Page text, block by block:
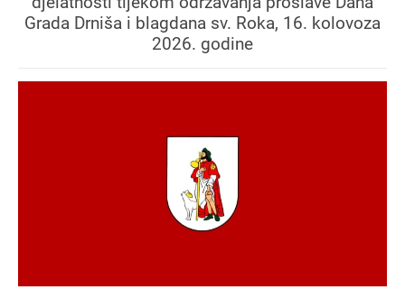
Grada Drniša i blagdana sv. Roka, 16. kolovoza
2026. godine